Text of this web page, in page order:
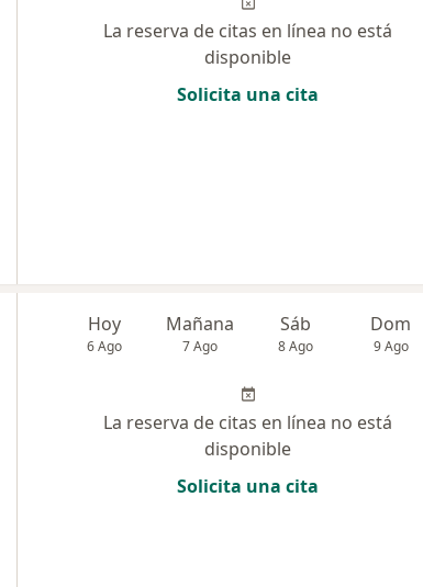
La reserva de citas en línea no está
disponible
Solicita una cita
Hoy
6 Ago
Mañana
7 Ago
Sáb
8 Ago
Dom
9 Ago
La reserva de citas en línea no está
disponible
Solicita una cita